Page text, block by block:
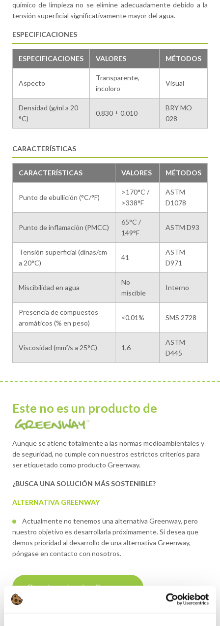
químico de limpieza no se elimine adecuadamente debido a la
tensión superficial significativamente mayor del agua.
ESPECIFICACIONES
ESPECIFICACIONES VALORES MÉTODOS
Aspecto
Transparente,
incoloro
Visual
Densidad (g/ml a 20
°C)
0.830 ± 0.010
BRY MO
028
CARACTERÍSTICAS
CARACTERÍSTICAS VALORES MÉTODOS
Punto de ebullición (°C/°F)
>170°C /
>338°F
ASTM
D1078
Punto de inflamación (PMCC)
65°C /
149°F
ASTM D93
Tensión superficial (dinas/cm
a 20°C)
41
ASTM
D971
Miscibilidad en agua
No
miscible
Interno
Presencia de compuestos
aromáticos (% en peso)
<0.01% SMS 2728
Viscosidad (mm²/s a 25°C) 1,6
ASTM
D445
Este no es un producto de
Aunque se atiene totalmente a las normas medioambientales y
de seguridad, no cumple con nuestros estrictos criterios para
ser etiquetado como producto Greenway.
¿BUSCA UNA SOLUCIÓN MÁS SOSTENIBLE?
ALTERNATIVA GREENWAY
Actualmente no tenemos una alternativa Greenway, pero
nuestro objetivo es desarrollarla próximamente. Si desea que
demos prioridad al desarrollo de una alternativa Greenway,
póngase en contacto con nosotros.
Descubra más sobre Greenway